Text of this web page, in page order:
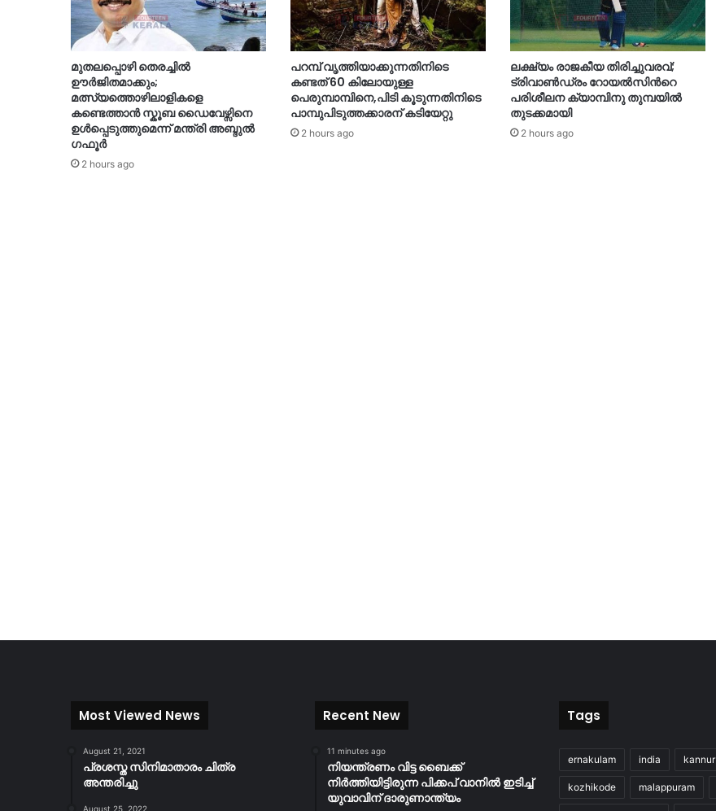
മുതലപ്പൊഴി തെരച്ചിൽ
ഊർജിതമാക്കും;
മത്സ്യത്തൊഴിലാളികളെ
കണ്ടെത്താൻ സ്കൂബ ഡൈവേഴ്സിനെ
ഉൾപ്പെടുത്തുമെന്ന് മന്ത്രി അബ്ദുൽ
ഗഫൂർ
2 hours ago
പറമ്പ് വൃത്തിയാക്കുന്നതിനിടെ
കണ്ടത് 60 കിലോയുള്ള
പെരുമ്പാമ്പിനെ,പിടി കൂടുന്നതിനിടെ
പാമ്പുപിടുത്തക്കാരന് കടിയേറ്റു
2 hours ago
ലക്ഷ്യം രാജകീയ തിരിച്ചുവരവ്;
ട്രിവാൺഡ്രം റോയൽസിന്‍റെ
പരിശീലന ക്യാമ്പിനു തുമ്പയില്‍
തുടക്കമായി
2 hours ago
Most Viewed News
August 21, 2021
പ്രശസ്ത സിനിമാതാരം ചിത്ര
അന്തരിച്ചു
August 25, 2022
Recent New
11 minutes ago
നിയന്ത്രണം വിട്ട ബൈക്ക്
നിർത്തിയിട്ടിരുന്ന പിക്കപ് വാനിൽ ഇടിച്ച്
യുവാവിന് ദാരുണാന്ത്യം
Tags
ernakulam india kannur
kozhikode malappuram